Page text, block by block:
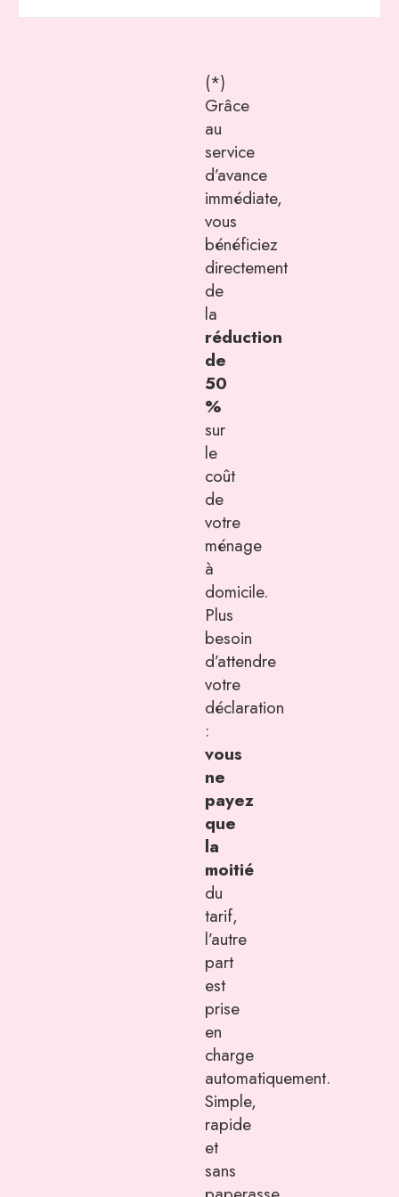
(*)
Grâce
au
service
d’avance
immédiate,
vous
bénéficiez
directement
de
la
réduction
de
50
%
sur
le
coût
de
votre
ménage
à
domicile.
Plus
besoin
d’attendre
votre
déclaration
:
vous
ne
payez
que
la
moitié
du
tarif,
l’autre
part
est
prise
en
charge
automatiquement.
Simple,
rapide
et
sans